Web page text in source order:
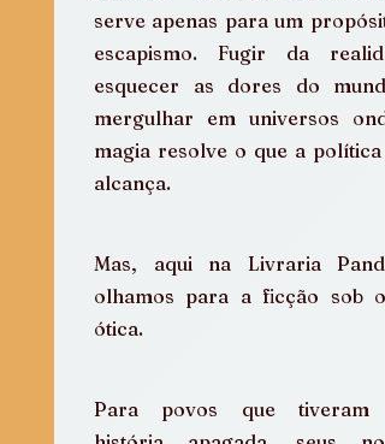
serve apenas para um
escapismo. Fugir da
esquecer as dores do
mergulhar em universos
magia resolve o que a política
alcança.
Mas, aqui na Livraria
olhamos para a ficção sob
ótica.
Para povos que tiveram